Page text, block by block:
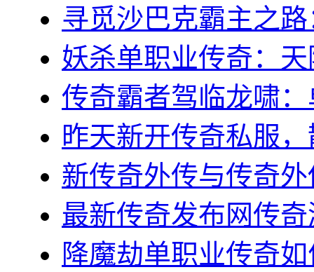
寻觅沙巴克霸主之
妖杀单职业传奇：
传奇霸者驾临龙啸
昨天新开传奇私服
新传奇外传与传奇
最新传奇发布网传
降魔劫单职业传奇